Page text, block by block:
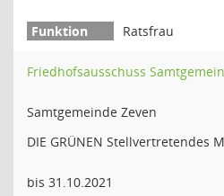
Ratsfrau
Friedhofsausschuss
Samtgemeinde Zeven
DIE GRÜNEN Stellvertretendes
bis 31.10.2021